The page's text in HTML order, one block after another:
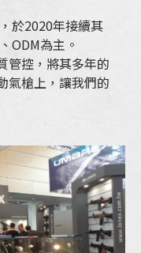
於2020年接續其
ODM為主。
管控，將其多年的
氣槍上，讓我們的